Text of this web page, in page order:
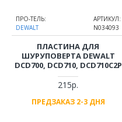
ПРО-ТЕЛЬ:
DEWALT
АРТИКУЛ:
N034093
ПЛАСТИНА ДЛЯ
ШУРУПОВЕРТА DEWALT
DCD700, DCD710, DCD710C2P
215р.
ПРЕДЗАКАЗ 2-3 ДНЯ